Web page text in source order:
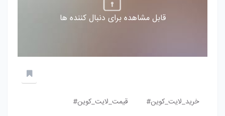
قابل مشاهده برای دنبال کننده ها
خرید_لایت_کوین# قیمت_لایت_کوین#